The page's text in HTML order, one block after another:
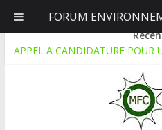
dimanche,
APPEL A CANDIDATURE POUR
Le blogging au service de
Inondations : le Mali déclare
Mali-Folkecenter Nyetaa initie
FORUM